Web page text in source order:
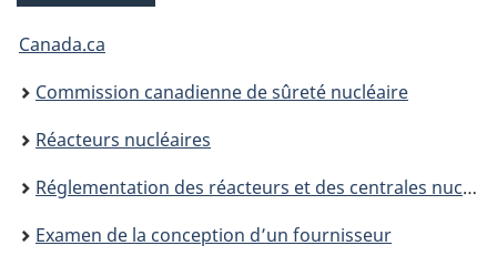
Vous
êtes
ici
Canada.ca
Commission canadienne de sûreté nucléaire
Réacteurs nucléaires
Réglementation des réacteurs et des centrales nucléaires
Examen de la conception d’un fournisseur